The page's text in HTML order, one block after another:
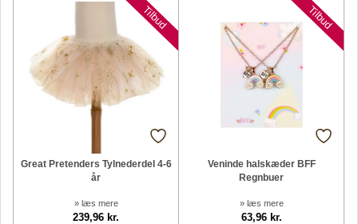
Great Pretenders Tylnederdel 4-6
år
» læs mere
239,96 kr.
Tilbud
Veninde halskæder BFF
Regnbuer
» læs mere
63,96 kr.
Tilbud